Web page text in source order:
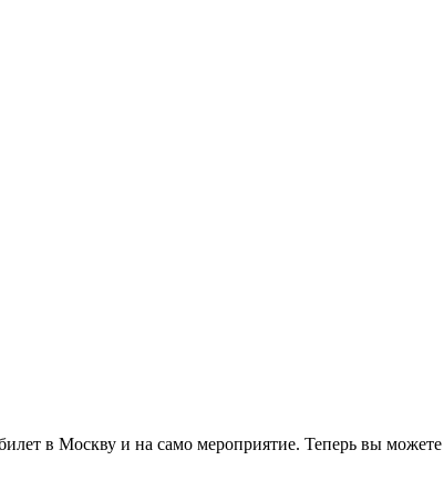
в Москву и на само мероприятие. Теперь вы